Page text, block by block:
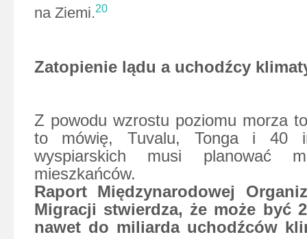
na Ziemi.20
Zatopienie lądu a uchodźcy
Z powodu wzrostu poziomu morza
to mówię, Tuvalu, Tonga i 40
wyspiarskich musi planować
mieszkańców.
Raport Międzynarodowej
Migracji stwierdza, że może być
nawet do miliarda uchodźców